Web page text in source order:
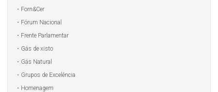
Forn&Cer
Fórum Nacional
Frente Parlamentar
Gás de xisto
Gás Natural
Grupos de Excelência
Homenagem